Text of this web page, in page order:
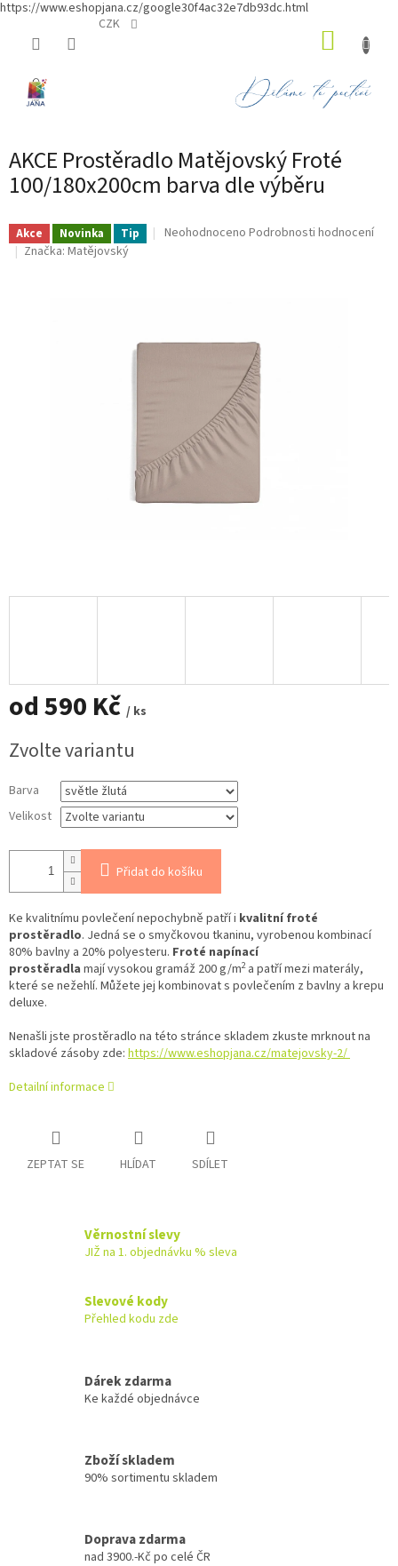
https://www.eshopjana.cz/google30f4ac32e7db93dc.html
CZK
AKCE Prostěradlo Matějovský Froté
100/180x200cm barva dle výběru
Akce Novinka Tip
Průměrné
Neohodnoceno Podrobnosti hodnocení
Značka: Matějovský
od590 Kč / ks
cena:
Zvolte variantu
Barva
Velikost
Přidat do košíku
Ke kvalitnímu povlečení nepochybně patří i kvalitní froté
prostěradlo. Jedná se o smyčkovou tkaninu, vyrobenou kombinací
80% bavlny a 20% polyesteru. Froté napínací
prostěradla mají vysokou gramáž 200 g/m2 a patří mezi materály,
které se nežehlí. Můžete jej kombinovat s povlečením z bavlny a krepu
deluxe.
Nenašli jste prostěradlo na této stránce skladem zkuste mrknout na
skladové zásoby zde: https://www.eshopjana.cz/matejovsky-2/
Detailní informace
ZEPTAT SE HLÍDAT SDÍLET
Věrnostní slevy
JIŽ na 1. objednávku % sleva
Slevové kody
Přehled kodu zde
Dárek zdarma
Ke každé objednávce
Zboží skladem
90% sortimentu skladem
Doprava zdarma
nad 3900.-Kč po celé ČR